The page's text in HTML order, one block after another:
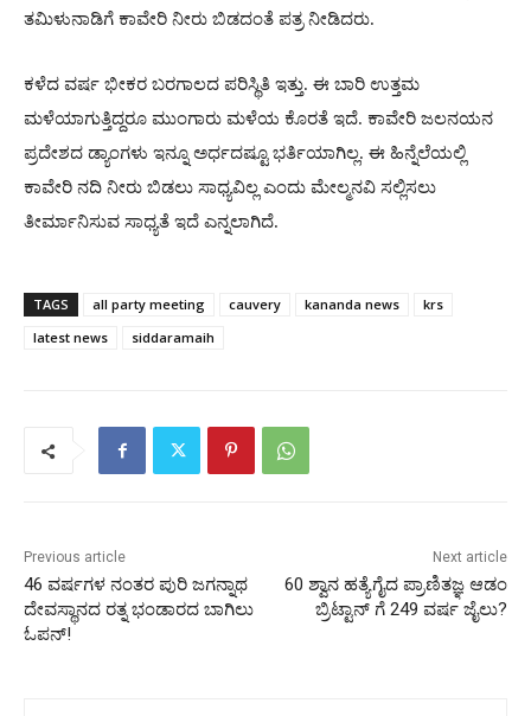
ತಮಿಳುನಾಡಿಗೆ ಕಾವೇರಿ ನೀರು ಬಿಡದಂತೆ ಪತ್ರ ನೀಡಿದರು.
ಕಳೆದ ವರ್ಷ ಭೀಕರ ಬರಗಾಲದ ಪರಿಸ್ಥಿತಿ ಇತ್ತು. ಈ ಬಾರಿ ಉತ್ತಮ
ಮಳೆಯಾಗುತ್ತಿದ್ದರೂ ಮುಂಗಾರು ಮಳೆಯ ಕೊರತೆ ಇದೆ. ಕಾವೇರಿ ಜಲನಯನ
ಪ್ರದೇಶದ ಡ್ಯಾಂಗಳು ಇನ್ನೂ ಅರ್ಧದಷ್ಟೂ ಭರ್ತಿಯಾಗಿಲ್ಲ. ಈ ಹಿನ್ನೆಲೆಯಲ್ಲಿ
ಕಾವೇರಿ ನದಿ ನೀರು ಬಿಡಲು ಸಾಧ್ಯವಿಲ್ಲ ಎಂದು ಮೇಲ್ಮನವಿ ಸಲ್ಲಿಸಲು
ತೀರ್ಮಾನಿಸುವ ಸಾಧ್ಯತೆ ಇದೆ ಎನ್ನಲಾಗಿದೆ.
TAGS all party meeting cauvery kananda news
krs
latest news
siddaramaih
Previous article
46 ವರ್ಷಗಳ ನಂತರ ಪುರಿ ಜಗನ್ನಾಥ
ದೇವಸ್ಥಾನದ ರತ್ನ ಭಂಡಾರದ ಬಾಗಿಲು
ಓಪನ್!
Next article
60 ಶ್ವಾನ ಹತ್ಯೆಗೈದ ಪ್ರಾಣಿತಜ್ಞ ಆಡಂ
ಬ್ರಿಟ್ಟಾನ್ ಗೆ 249 ವರ್ಷ ಜೈಲು?